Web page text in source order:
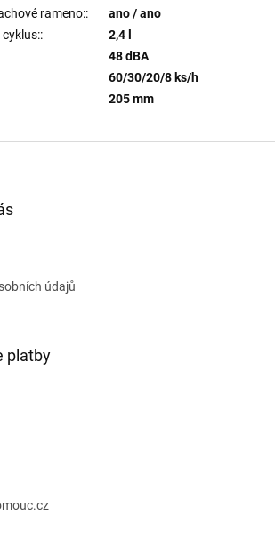
rameno::
ano / ano
:
2,4 l
48 dBA
60/30/20/8 ks/h
205 mm
údajů
platby